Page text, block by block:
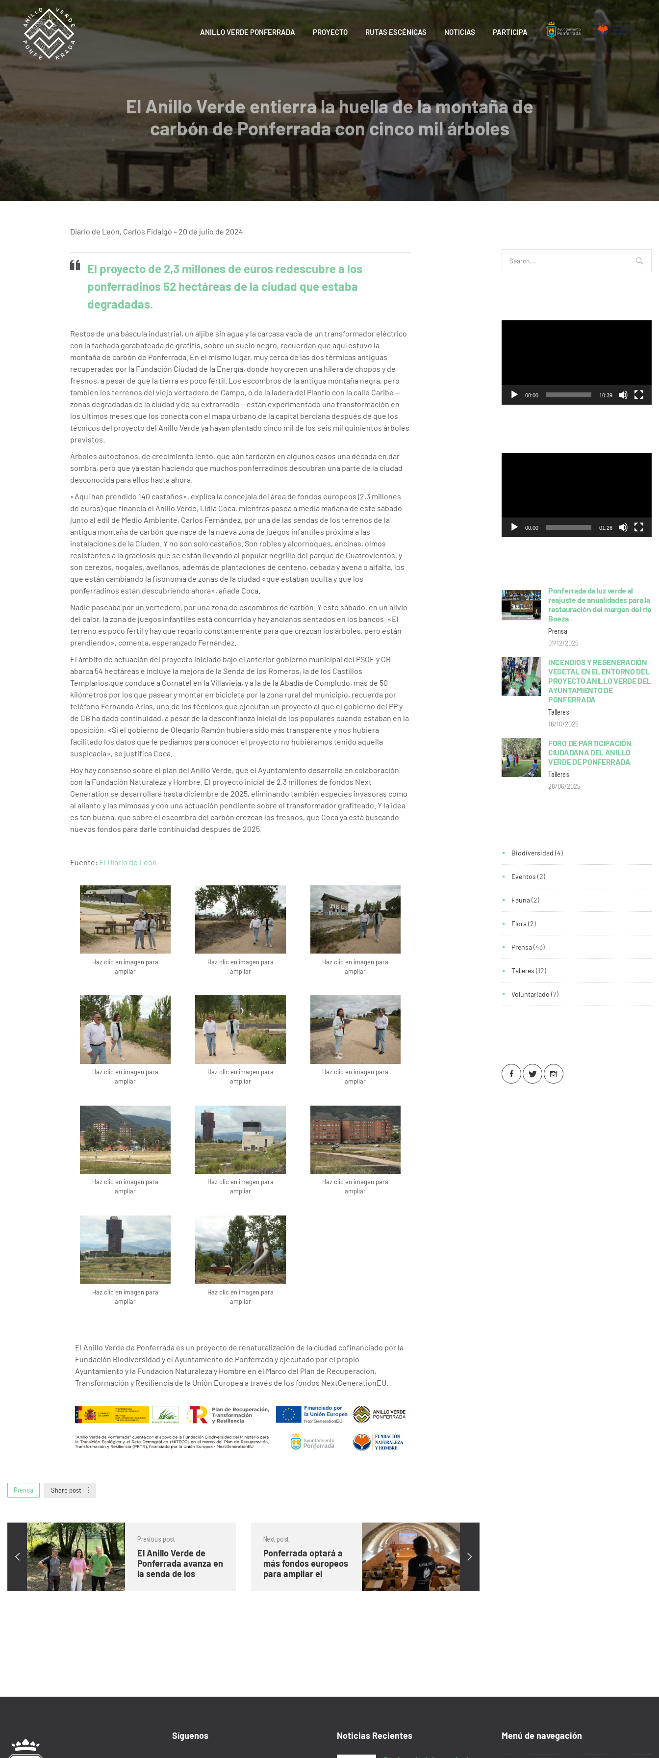
to
content
ANILLO VERDE PONFERRADA PROYECTO RUTAS ESCÉNICAS NOTICIAS PARTICIPA
El Anillo Verde entierra la huella de la montaña de
carbón de Ponferrada con cinco mil árboles
Diario de León, Carlos Fidalgo – 20 de julio de 2024
El proyecto de 2,3 millones de euros redescubre a los
ponferradinos 52 hectáreas de la ciudad que estaba
degradadas.
Restos de una báscula industrial, un aljibe sin agua y la carcasa vacía de un transformador eléctrico
con la fachada garabateada de grafitis, sobre un suelo negro, recuerdan que aquí estuvo la
montaña de carbón de Ponferrada. En el mismo lugar, muy cerca de las dos térmicas antiguas
recuperadas por la Fundación Ciudad de la Energía, donde hoy crecen una hilera de chopos y de
fresnos, a pesar de que la tierra es poco fértil. Los escombros de la antigua montaña negra, pero
también los terrenos del viejo vertedero de Campo, o de la ladera del Plantío con la calle Caribe —
zonas degradadas de la ciudad y de su extrarradio— están experimentado una transformación en
los últimos meses que los conecta con el mapa urbano de la capital berciana después de que los
técnicos del proyecto del Anillo Verde ya hayan plantado cinco mil de los seis mil quinientos árboles
previstos.
Árboles autóctonos, de crecimiento lento, que aún tardarán en algunos casos una década en dar
sombra, pero que ya están haciendo que muchos ponferradinos descubran una parte de la ciudad
desconocida para ellos hasta ahora.
«Aquí han prendido 140 castaños», explica la concejala del área de fondos europeos (2,3 millones
de euros) que financia el Anillo Verde, Lidia Coca, mientras pasea a media mañana de este sábado
junto al edil de Medio Ambiente, Carlos Fernández, por una de las sendas de los terrenos de la
antigua montaña de carbón que nace de la nueva zona de juegos infantiles próxima a las
instalaciones de la Ciuden. Y no son solo castaños. Son robles y alcornoques, encinas, olmos
resistentes a la graciosis que se están llevando al popular negrillo del parque de Cuatrovientos, y
son cerezos, nogales, avellanos, además de plantaciones de centeno, cebada y avena o alfalfa, los
que están cambiando la fisonomía de zonas de la ciudad «que estaban oculta y que los
ponferradinos están descubriendo ahora», añade Coca.
Nadie paseaba por un vertedero, por una zona de escombros de carbón. Y este sábado, en un alivio
del calor, la zona de juegos infantiles está concurrida y hay ancianos sentados en los bancos. «El
terreno es poco fértil y hay que regarlo constantemente para que crezcan los árboles, pero están
prendiendo», comenta, esperanzado Fernández.
El ámbito de actuación del proyecto iniciado bajo el anterior gobierno municipal del PSOE y CB
abarca 54 hectáreas e incluye la mejora de la Senda de los Romeros, la de los Castillos
Templarios,que conduce a Cornatel en la Villavieja, y a la de la Abadía de Compludo, más de 50
kilómetros por los que pasear y montar en bicicleta por la zona rural del municipio, recuerda por
teléfono Fernando Arias, uno de los técnicos que ejecutan un proyecto al que el gobierno del PP y
de CB ha dado continuidad, a pesar de la desconfianza inicial de los populares cuando estaban en la
oposición. «Si el gobierno de Olegario Ramón hubiera sido más transparente y nos hubiera
facilitado los datos que le pedíamos para conocer el proyecto no hubiéramos tenido aquella
suspicacia», se justifica Coca.
Hoy hay consenso sobre el plan del Anillo Verde, que el Ayuntamiento desarrolla en colaboración
con la Fundación Naturaleza y Hombre. El proyecto inicial de 2,3 millones de fondos Next
Generation se desarrollará hasta diciembre de 2025, eliminando también especies invasoras como
al alianto y las mimosas y con una actuación pendiente sobre el transformador grafiteado. Y la idea
es tan buena, que sobre el escombro del carbón crezcan los fresnos, que Coca ya está buscando
nuevos fondos para darle continuidad después de 2025.
Fuente: El Diario de León
Haz clic en imagen para
ampliar
Haz clic en imagen para
ampliar
Haz clic en imagen para
ampliar
Haz clic en imagen para
ampliar
Haz clic en imagen para
ampliar
Haz clic en imagen para
ampliar
Haz clic en imagen para
ampliar
Haz clic en imagen para
ampliar
Haz clic en imagen para
ampliar
Haz clic en imagen para
ampliar
Haz clic en imagen para
ampliar
El Anillo Verde de Ponferrada es un proyecto de renaturalización de la ciudad cofinanciado por la
Fundación Biodiversidad y el Ayuntamiento de Ponferrada y ejecutado por el propio
Ayuntamiento y la Fundación Naturaleza y Hombre en el Marco del Plan de Recuperación,
Transformación y Resiliencia de la Unión Europea a través de los fondos NextGenerationEU.
Prensa Share post
Previous post
El Anillo Verde de
Ponferrada avanza en
la senda de los
Next post
Ponferrada optará a
más fondos europeos
para ampliar el
for:
00:00 10:39
00:00 01:26
Ponferrada da luz verde al
reajuste de anualidades para la
restauración del margen del río
Boeza
Prensa
01/12/2025
INCENDIOS Y REGENERACIÓN
VEGETAL EN EL ENTORNO DEL
PROYECTO ANILLO VERDE DEL
AYUNTAMIENTO DE
PONFERRADA
Talleres
16/10/2025
FORO DE PARTICIPACIÓN
CIUDADANA DEL ANILLO
VERDE DE PONFERRADA
Talleres
28/06/2025
Biodiversidad (4)
Eventos (2)
Fauna(2)
Flora(2)
Prensa(43)
Talleres (12)
Voluntariado (7)
Síguenos Noticias Recientes Menú de navegación